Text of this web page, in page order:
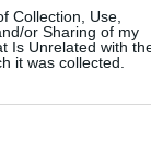
Collection, Use,
or Sharing of my
Is Unrelated with
it was collected.
van, akkor ezt
hajvasaló
fixáljuk.